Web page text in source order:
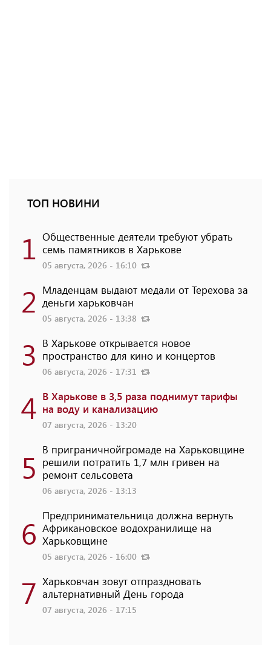
ТОП НОВИНИ
1 Общественные деятели требуют убрать
семь памятников в Харькове
05 августа, 2026 - 16:10
2 Младенцам выдают медали от Терехова за
деньги харьковчан
05 августа, 2026 - 13:38
3 В Харькове открывается новое
пространство для кино и концертов
06 августа, 2026 - 17:31
4 В Харькове в 3,5 раза поднимут тарифы
на воду и канализацию
07 августа, 2026 - 13:20
5 В приграничнойгромаде на Харьковщине
решили потратить 1,7 млн ​​гривен на
ремонт сельсовета
06 августа, 2026 - 13:13
6 Предпринимательница должна вернуть
Африкановское водохранилище на
Харьковщине
05 августа, 2026 - 16:00
7 Харьковчан зовут отпраздновать
альтернативный День города
07 августа, 2026 - 17:15